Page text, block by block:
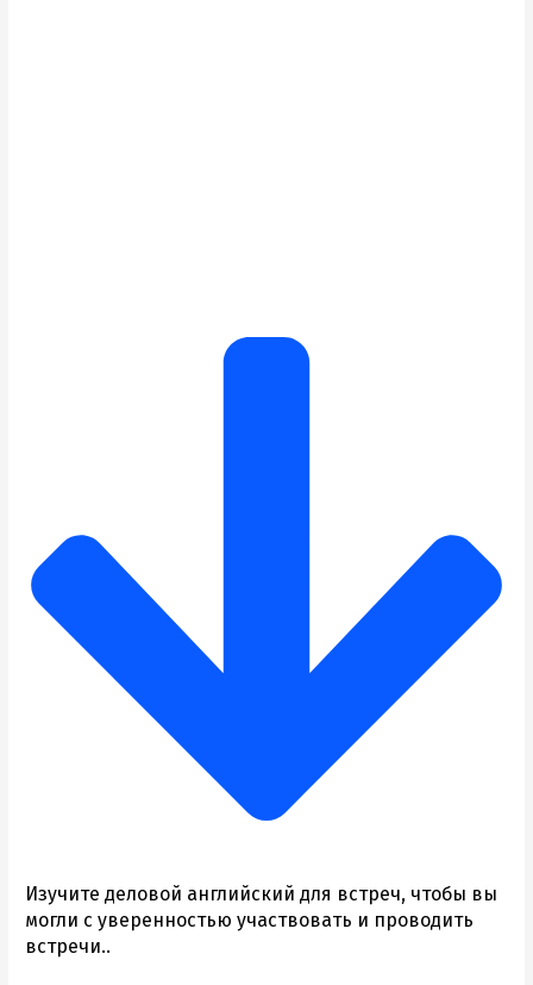
Изучите деловой английский для встреч, чтобы вы
могли с уверенностью участвовать и проводить
встречи..